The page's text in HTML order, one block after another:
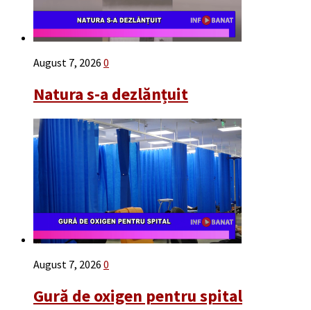
August 7, 2026 0
Natura s-a dezlănțuit
August 7, 2026 0
Gură de oxigen pentru spital